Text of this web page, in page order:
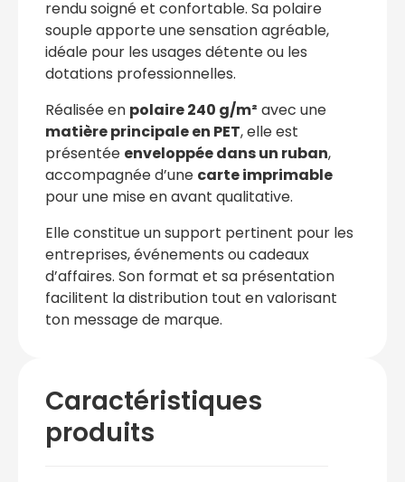
rendu soigné et confortable. Sa polaire
souple apporte une sensation agréable,
idéale pour les usages détente ou les
dotations professionnelles.
Réalisée en polaire 240 g/m² avec une
matière principale en PET, elle est
présentée enveloppée dans un ruban,
accompagnée d’une carte imprimable
pour une mise en avant qualitative.
Elle constitue un support pertinent pour les
entreprises, événements ou cadeaux
d’affaires. Son format et sa présentation
facilitent la distribution tout en valorisant
ton message de marque.
Caractéristiques
produits